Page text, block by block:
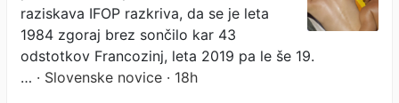
tveganja
raziskava IFOP razkriva, da se je leta
1984 zgoraj brez sončilo kar 43
odstotkov Francozinj, leta 2019 pa le še 19.
… · Slovenske novice · 18h